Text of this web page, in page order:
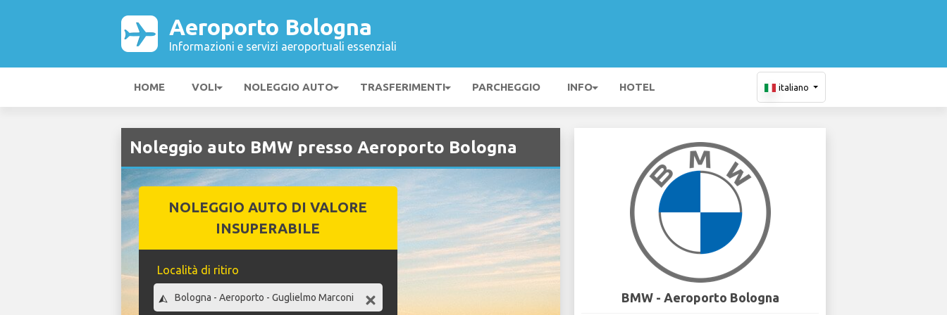
Aeroporto Bologna
Informazioni e servizi aeroportuali essenziali
HOME VOLI NOLEGGIO AUTO TRASFERIMENTI PARCHEGGIO INFO HOTEL italiano
Noleggio auto BMW presso Aeroporto Bologna
NOLEGGIO AUTO DI VALORE
INSUPERABILE
Località di ritiro
BMW - Aeroporto Bologna